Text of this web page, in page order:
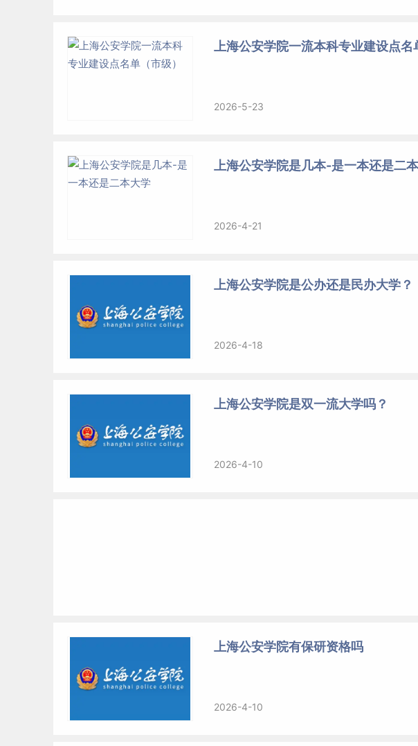
上海公安学院一流本科专业建设点名
2026-5-23
上海公安学院是几本-是一本还是二
2026-4-21
上海公安学院是公办还是民办大学？
2026-4-18
上海公安学院是双一流大学吗？
2026-4-10
上海公安学院有保研资格吗
2026-4-10